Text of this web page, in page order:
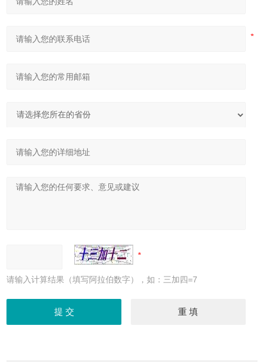
请输入计算结果（填写阿拉伯数字），如：三加四=7